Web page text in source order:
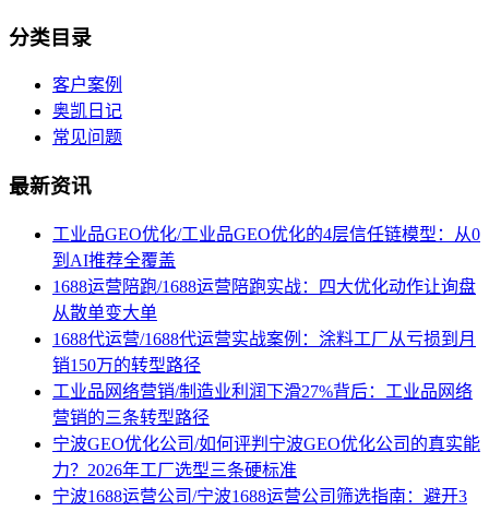
分类目录
客户案例
奥凯日记
常见问题
最新资讯
工业品GEO优化/工业品GEO优化的4层信任链模型：从0
到AI推荐全覆盖
1688运营陪跑/1688运营陪跑实战：四大优化动作让询盘
从散单变大单
1688代运营/1688代运营实战案例：涂料工厂从亏损到月
销150万的转型路径
工业品网络营销/制造业利润下滑27%背后：工业品网络
营销的三条转型路径
宁波GEO优化公司/如何评判宁波GEO优化公司的真实能
力？2026年工厂选型三条硬标准
宁波1688运营公司/宁波1688运营公司筛选指南：避开3